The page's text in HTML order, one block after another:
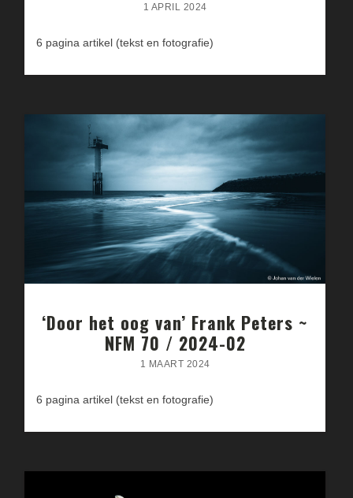
1 APRIL 2024
6 pagina artikel (tekst en fotografie)
‘Door het oog van’ Frank Peters ~
NFM 70 / 2024-02
1 MAART 2024
6 pagina artikel (tekst en fotografie)